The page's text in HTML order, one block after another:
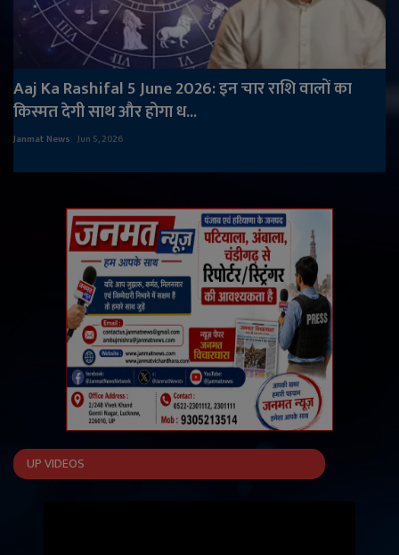
Aaj Ka Rashifal 5 June 2026: इन चार राशि वालों का
किस्मत देगी साथ और होगा ध...
Janmat News Jun 5, 2026
UP VIDEOS